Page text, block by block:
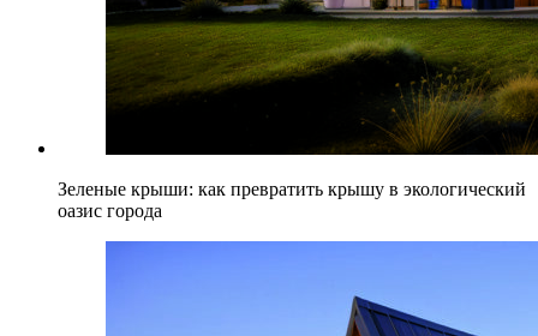
Зеленые крыши: как превратить крышу в экологический
оазис города